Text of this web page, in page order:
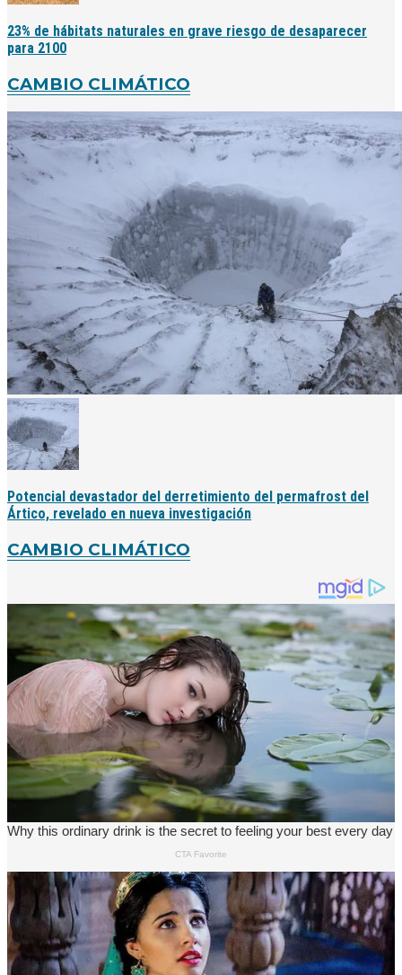
23% de hábitats naturales en grave riesgo de desaparecer
para 2100
CAMBIO CLIMÁTICO
Potencial devastador del derretimiento del permafrost del
Ártico, revelado en nueva investigación
CAMBIO CLIMÁTICO